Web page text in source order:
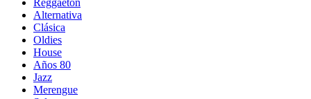
Reggaetón
Alternativa
Clásica
Oldies
House
Años 80
Jazz
Merengue